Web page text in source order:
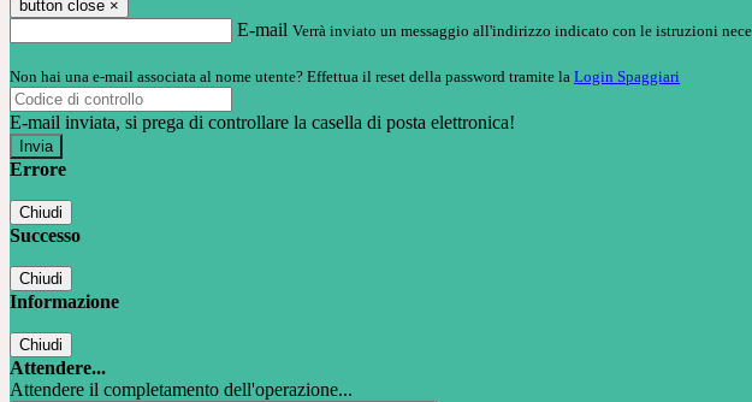
button close ×
E-mail Verrà inviato un messaggio all'indirizzo indicato con le istruzioni
Non hai una e-mail associata al nome utente? Effettua il reset della password tramite la Login Spaggiari
E-mail inviata, si prega di controllare la casella di posta elettronica!
Errore
Chiudi
Successo
Chiudi
Informazione
Chiudi
Attendere...
Attendere il completamento dell'operazione...